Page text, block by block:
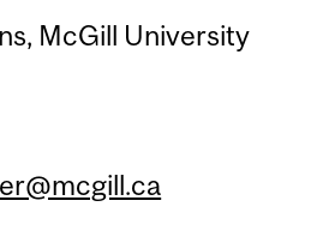
McGill University